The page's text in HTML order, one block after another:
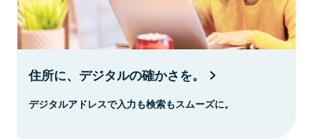
住所に、デジタルの確かさを。
デジタルアドレスで入力も検索もスムーズに。